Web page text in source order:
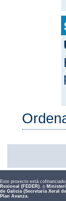
Este proxecto está
Rexional (FEDER), o
de Galicia (Secretaría Xeral
Plan Avanza.